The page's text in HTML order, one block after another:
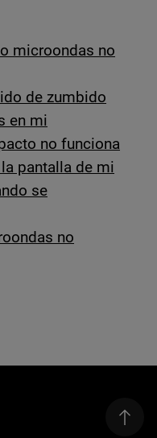
microondas no
de zumbido
en mi
no funciona
pantalla de mi
se
no